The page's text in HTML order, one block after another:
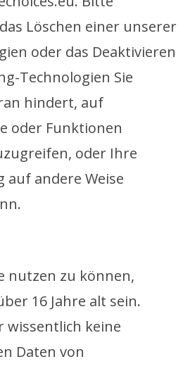
Löschen einer unserer
oder das Deaktivieren
Technologien Sie
hindert, auf
oder Funktionen
oder Ihre
andere Weise
nutzen zu können,
16 Jahre alt sein.
wissentlich keine
Daten von